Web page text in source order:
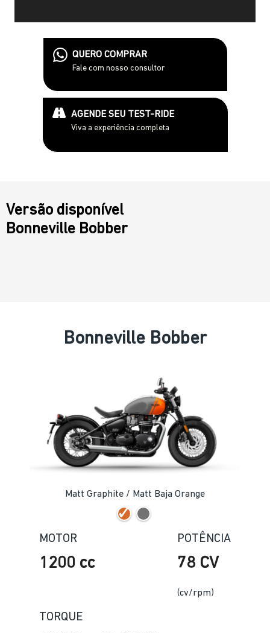
QUERO COMPRAR
Fale com nosso consultor
AGENDE SEU TEST-RIDE
Viva a experiência completa
Versão disponível
Bonneville Bobber
Bonneville Bobber
Matt Graphite / Matt Baja Orange
MOTOR
1200 cc
POTÊNCIA
78 CV
(cv/rpm)
TORQUE